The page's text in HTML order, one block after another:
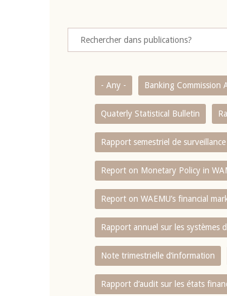
- Any - Banking Commission
Quaterly Statistical Bulletin
Rapport semestriel de
Report on Monetary Policy in
Report on WAEMU’s financial
Rapport annuel sur les systèmes
Note trimestrielle d‘information
Rapport d‘audit sur les états